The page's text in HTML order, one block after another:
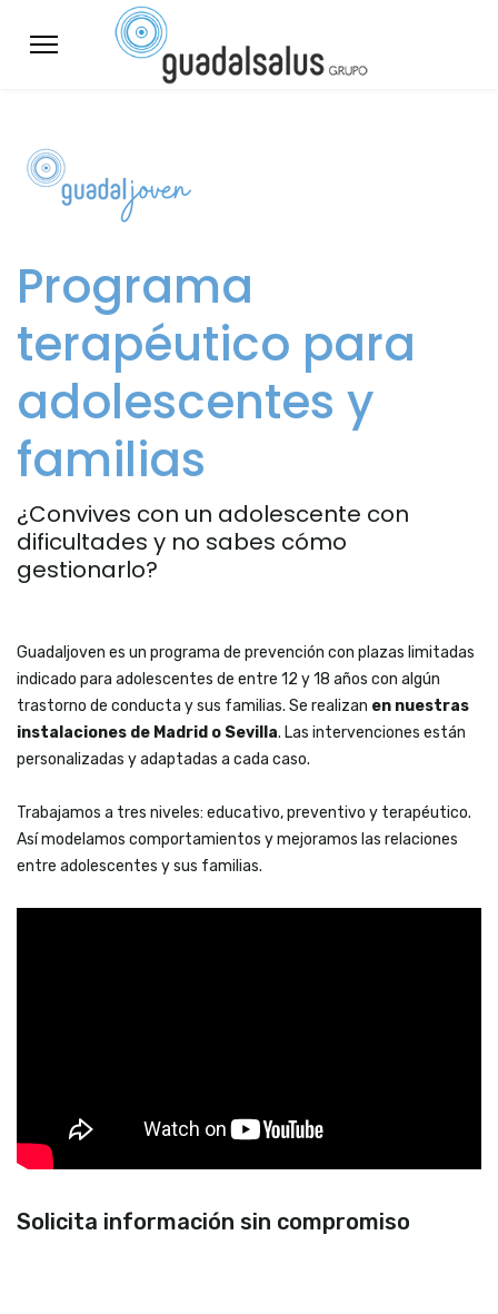
Programa
terapéutico para
adolescentes y
familias
¿Convives con un adolescente con
dificultades y no sabes cómo
gestionarlo?
Guadaljoven es un programa de prevención con plazas limitadas
indicado para adolescentes de entre 12 y 18 años con algún
trastorno de conducta y sus familias. Se realizan en nuestras
instalaciones de Madrid o Sevilla. Las intervenciones están
personalizadas y adaptadas a cada caso.
Trabajamos a tres niveles: educativo, preventivo y terapéutico.
Así modelamos comportamientos y mejoramos las relaciones
entre adolescentes y sus familias.
Solicita información sin compromiso